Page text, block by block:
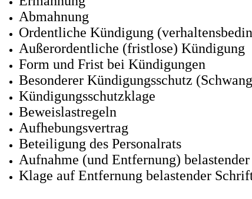
Abmahnung
Ordentliche Kündigung
Außerordentliche (fristlose) Kündigung
Form und Frist bei Kündigungen
Besonderer Kündigungsschutz
Kündigungsschutzklage
Beweislastregeln
Aufhebungsvertrag
Beteiligung des Personalrats
Aufnahme (und Entfernung)
Klage auf Entfernung belastender